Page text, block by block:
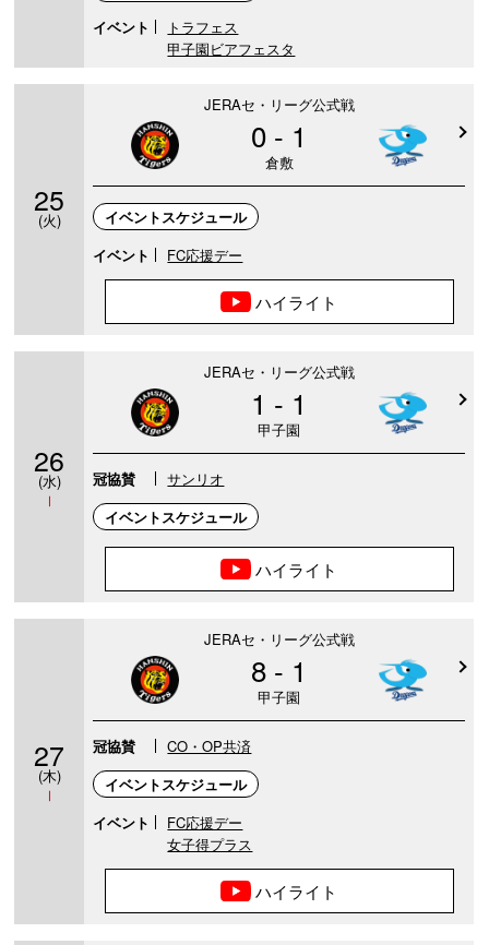
イベント
トラフェス
甲子園ビアフェスタ
25
(火)
JERAセ・リーグ公式戦
0 - 1
倉敷
イベントスケジュール
イベント
FC応援デー
ハイライト
26
(水)
Ⅰ
JERAセ・リーグ公式戦
1 - 1
甲子園
冠協賛
サンリオ
イベントスケジュール
ハイライト
27
(木)
Ⅰ
JERAセ・リーグ公式戦
8 - 1
甲子園
冠協賛
CO・OP共済
イベントスケジュール
イベント
FC応援デー
女子得プラス
ハイライト